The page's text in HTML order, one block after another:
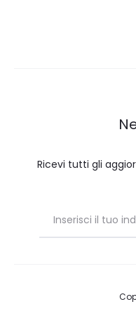
Ricevi tutti gli